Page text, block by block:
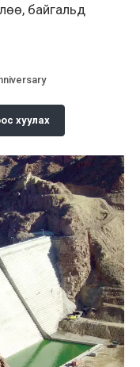
байгальд
хуулах